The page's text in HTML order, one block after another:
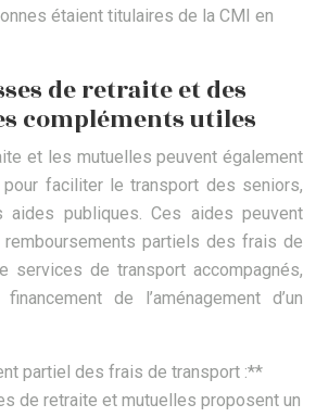
étaient titulaires de la CMI en
de retraite et des
compléments utiles
et les mutuelles peuvent également
faciliter le transport des seniors,
aides publiques. Ces aides peuvent
partiels des frais de
services de transport accompagnés,
de l’aménagement d’un
partiel des frais de transport :**
de retraite et mutuelles proposent un